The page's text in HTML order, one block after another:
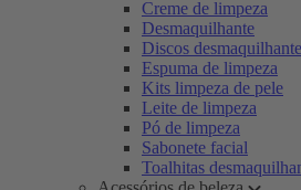
Creme de limpeza
Desmaquilhante
Discos
Espuma de limpeza
Kits limpeza de pele
Leite de limpeza
Pó de limpeza
Sabonete facial
Toalhitas